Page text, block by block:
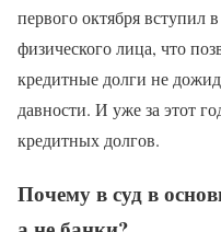
первого октября вступил
физического лица, что
кредитные долги не
давности. И уже за этот
кредитных долгов.
Почему в суд в